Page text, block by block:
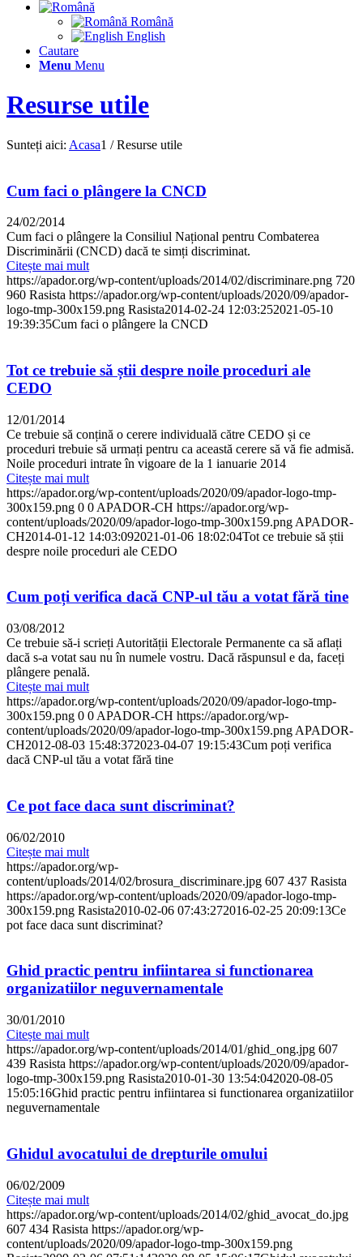
Română
English
Cautare
Menu Menu
Resurse utile
Sunteți aici: Acasa1 / Resurse utile
Cum faci o plângere la CNCD
24/02/2014
Cum faci o plângere la Consiliul Național pentru Combaterea
Discriminării (CNCD) dacă te simți discriminat.
Citește mai mult
https://apador.org/wp-content/uploads/2014/02/discriminare.png 720
960 Rasista https://apador.org/wp-content/uploads/2020/09/apador-
logo-tmp-300x159.png Rasista2014-02-24 12:03:252021-05-10
19:39:35Cum faci o plângere la CNCD
Tot ce trebuie să știi despre noile proceduri ale
CEDO
12/01/2014
Ce trebuie să conțină o cerere individuală către CEDO și ce
proceduri trebuie să urmați pentru ca această cerere să vă fie admisă.
Noile proceduri intrate în vigoare de la 1 ianuarie 2014
Citește mai mult
https://apador.org/wp-content/uploads/2020/09/apador-logo-tmp-
300x159.png 0 0 APADOR-CH https://apador.org/wp-
content/uploads/2020/09/apador-logo-tmp-300x159.png APADOR-
CH2014-01-12 14:03:092021-01-06 18:02:04Tot ce trebuie să știi
despre noile proceduri ale CEDO
Cum poți verifica dacă CNP-ul tău a votat fără tine
03/08/2012
Ce trebuie să-i scrieți Autorității Electorale Permanente ca să aflați
dacă s-a votat sau nu în numele vostru. Dacă răspunsul e da, faceți
plângere penală.
Citește mai mult
https://apador.org/wp-content/uploads/2020/09/apador-logo-tmp-
300x159.png 0 0 APADOR-CH https://apador.org/wp-
content/uploads/2020/09/apador-logo-tmp-300x159.png APADOR-
CH2012-08-03 15:48:372023-04-07 19:15:43Cum poți verifica
dacă CNP-ul tău a votat fără tine
Ce pot face daca sunt discriminat?
06/02/2010
Citește mai mult
https://apador.org/wp-
content/uploads/2014/02/brosura_discriminare.jpg 607 437 Rasista
https://apador.org/wp-content/uploads/2020/09/apador-logo-tmp-
300x159.png Rasista2010-02-06 07:43:272016-02-25 20:09:13Ce
pot face daca sunt discriminat?
Ghid practic pentru infiintarea si functionarea
organizatiilor neguvernamentale
30/01/2010
Citește mai mult
https://apador.org/wp-content/uploads/2014/01/ghid_ong.jpg 607
439 Rasista https://apador.org/wp-content/uploads/2020/09/apador-
logo-tmp-300x159.png Rasista2010-01-30 13:54:042020-08-05
15:05:16Ghid practic pentru infiintarea si functionarea organizatiilor
neguvernamentale
Ghidul avocatului de drepturile omului
06/02/2009
Citește mai mult
https://apador.org/wp-content/uploads/2014/02/ghid_avocat_do.jpg
607 434 Rasista https://apador.org/wp-
content/uploads/2020/09/apador-logo-tmp-300x159.png